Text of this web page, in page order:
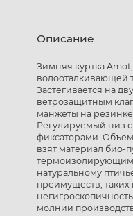
Описание
Зимняя куртка
водооталкивающей
Застегивается на
ветрозащитным
манжеты на
Регулируемый низ
фиксаторами.
взят материал био-
термоизолирующим
натуральному
преимуществ, таких
молнии